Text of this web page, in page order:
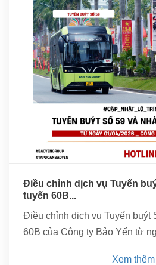
07
04/2026
Điều chỉnh dịch vụ Tuyến
tuyến 60B...
Điều chỉnh dịch vụ Tuyến buýt
60B của Công ty Bảo Yến từ
Xem thêm